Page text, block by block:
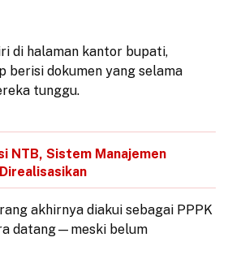
di halaman kantor bupati,
berisi dokumen yang selama
tunggu.
NTB, Sistem Manajemen
akhirnya diakui sebagai PPPK
datang—meski belum